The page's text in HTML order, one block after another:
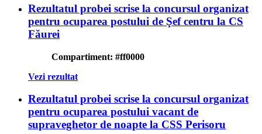
Rezultatul probei scrise la concursul organizat
pentru ocuparea postului de Şef centru la CS
Făurei
Compartiment: #ff0000
Vezi rezultat
Rezultatul probei scrise la concursul organizat
pentru ocuparea postului vacant de
supraveghetor de noapte la CSS Perisoru